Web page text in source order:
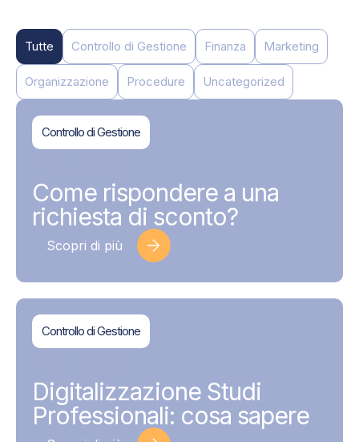
Controllo di Gestione Finanza Marketing
Organizzazione Procedure Uncategorized
Tutte
Controllo di Gestione
Come rispondere a una
richiesta di sconto?
Scopri di più
Controllo di Gestione
Digitalizzazione Studi
Professionali: cosa sapere